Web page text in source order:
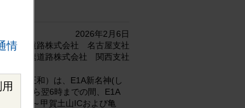
情
2026年2月6日
本高速道路株式会社 名古屋支社
西日本高速道路株式会社 関西支社
諸富 正和）は、E1A新名神(し
20時から翌6時までの間、E1A
の)IC～甲賀土山ICおよび亀